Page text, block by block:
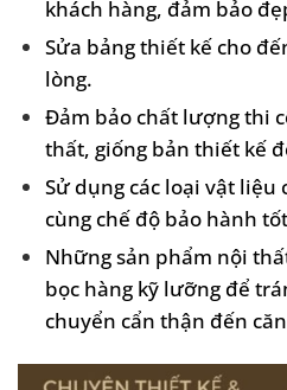
khách hàng, đảm bảo
Sửa bảng thiết kế cho
lòng.
Đảm bảo chất lượng thi
thất, giống bản thiết kế
Sử dụng các loại vật liệu
cùng chế độ bảo hành
Những sản phẩm nội
bọc hàng kỹ lưỡng để
chuyển cẩn thận đến